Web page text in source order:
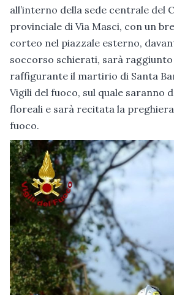
all’interno della sede centrale del
provinciale di Via Masci, con un
corteo nel piazzale esterno,
soccorso schierati, sarà
raffigurante il martirio di Santa
Vigili del fuoco, sul quale saranno
floreali e sarà recitata la
fuoco.